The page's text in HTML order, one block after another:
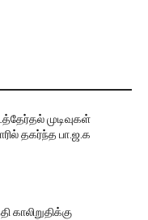
முடிவுகள்
தகர்ந்த பா.ஜ.க
காலிறுதிக்கு